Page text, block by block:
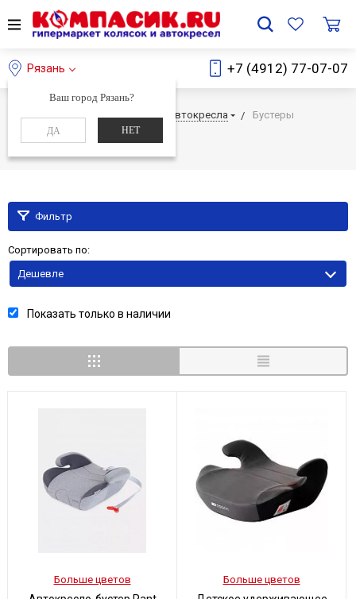
Рязань
Ваш город Рязань?
ДА НЕТ
+7 (4912) 77-07-07
Главная Каталог Детские автокресла Бустеры
Бустеры
Фильтр
Сортировать по:
Дешевле
Показать только в наличии
Больше цветов Больше цветов